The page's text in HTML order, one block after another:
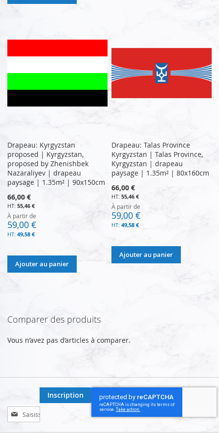
Drapeau: Kyrgyzstan
proposed | Kyrgyzstan,
proposed by Zhenishbek
Nazaraliyev | drapeau
paysage | 1.35m² | 90x150cm
66,00 €
55,46 €
À partir de
59,00 €
49,58 €
Ajouter au panier
Drapeau: Talas Province
Kyrgyzstan | Talas Province,
Kyrgyzstan | drapeau
paysage | 1.35m² | 80x160cm
66,00 €
55,46 €
À partir de
59,00 €
49,58 €
Ajouter au panier
Comparer des produits
Vous n’avez pas d’articles à comparer.
Inscription
à
notre
Inscription